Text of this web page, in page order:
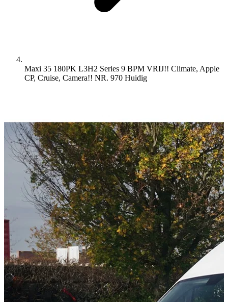
Maxi 35 180PK L3H2 Series 9 BPM VRIJ!! Climate, Apple
CP, Cruise, Camera!! NR. 970 Huidig